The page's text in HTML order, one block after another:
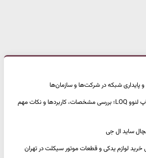
پایداری شبکه در شرکت‌ها و سازمان‌ها
راهنمای کامل خرید لپ تاپ لنوو LOQ؛ بررسی مشخصات، کاربردها و نکات مهم
ساید ال جی
لوازم یدکی و قطعات موتور سیکلت در تهران